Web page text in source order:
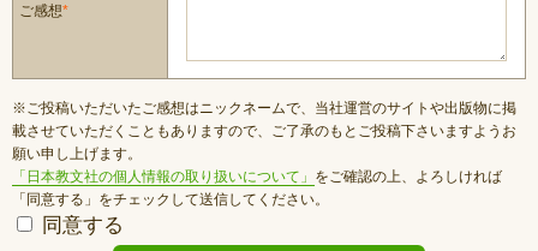
ご感想*
※ご投稿いただいたご感想はニックネームで、当社運営のサイトや出版物に掲
載させていただくこともありますので、ご了承のもとご投稿下さいますようお
願い申し上げます。
「日本教文社の個人情報の取り扱いについて」 をご確認の上、よろしければ
「同意する」をチェックして送信してください。
同意する